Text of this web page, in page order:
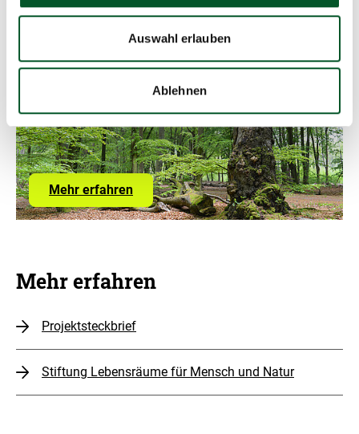
Auswahl erlauben
Ablehnen
KlimaWildnis
Mehr erfahrenZum
Förderprogramm
Mehr erfahren
Projektsteckbrief
Stiftung Lebensräume für Mensch und Natur